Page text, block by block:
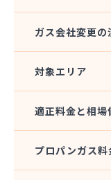
株式会社ミツ
株式会社ミツ
株式会社リビン
株式会社安井商店
株式会社伊興直
株式会社円上ク
株式会社乙女屋
ガス会社変更の
対象エリア
適正料金と相場
プロパンガス料